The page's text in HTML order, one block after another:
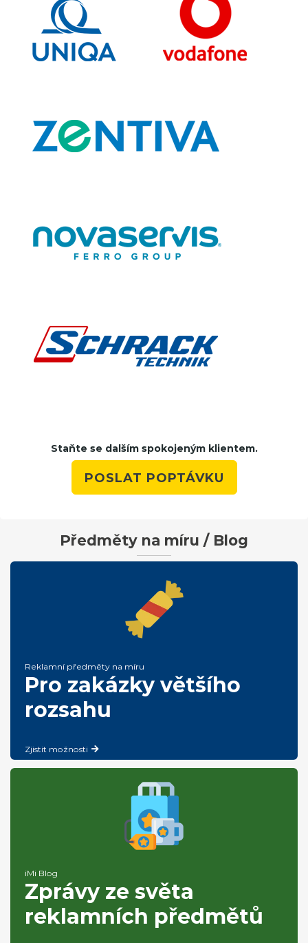
Staňte se dalším spokojeným klientem.
POSLAT POPTÁVKU
Předměty na míru / Blog
Reklamní předměty na míru
Pro zakázky většího
rozsahu
Zjistit možnosti
iMi Blog
Zprávy ze světa
reklamních předmětů